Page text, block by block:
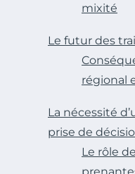
mixité
Le futur des
régional
La nécessité
prise de
Le rôle